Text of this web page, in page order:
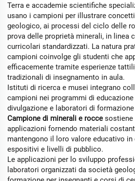
Terra e accademie scientifiche
usano i campioni per illustrare
geologico, ai processi del ciclo delle
prova delle proprietà minerali, in linea
curricolari standardizzati. La natura
campioni coinvolge gli studenti che
efficacemente tramite esperienze
tradizionali di insegnamento in aula.
Istituti di ricerca e musei integrano
campioni nei programmi di
divulgazione e laboratori di formazione
Campione di minerali e rocce sostiene
applicazioni fornendo materiali
mantengono il loro valore educativo
espositivi e livelli di pubblico.
Le applicazioni per lo sviluppo
laboratori organizzati da società